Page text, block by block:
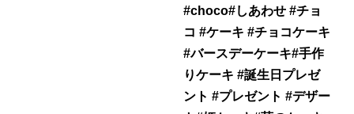
#choco#しあわせ #チョ
コ #ケーキ #チョコケーキ
#バースデーケーキ#手作
りケーキ #誕生日プレゼ
ント #プレゼント #デザー